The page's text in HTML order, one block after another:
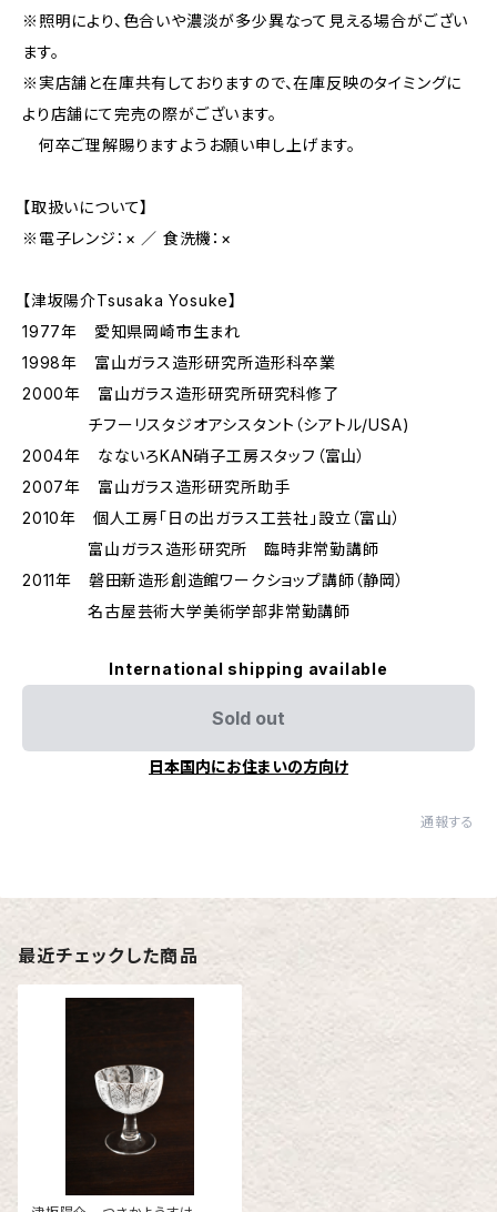
※照明により、色合いや濃淡が多少異なって見える場合がござい
ます。
※実店舗と在庫共有しておりますので、在庫反映のタイミングに
より店舗にて完売の際がございます。
何卒ご理解賜りますようお願い申し上げます。
【取扱いについて】
※電子レンジ：× ／ 食洗機：×
【津坂陽介Tsusaka Yosuke】
1977年 愛知県岡崎市生まれ
1998年 富山ガラス造形研究所造形科卒業
2000年 富山ガラス造形研究所研究科修了
チフーリスタジオアシスタント（シアトル/USA)
2004年 なないろKAN硝子工房スタッフ（富山）
2007年 富山ガラス造形研究所助手
2010年 個人工房「日の出ガラス工芸社」設立（富山）
富山ガラス造形研究所 臨時非常勤講師
2011年 磐田新造形創造館ワークショップ講師（静岡）
名古屋芸術大学美術学部非常勤講師
International shipping available
Sold out
日本国内にお住まいの方向け
通報する
最近チェックした商品